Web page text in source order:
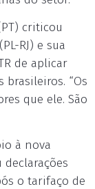
criticou
RJ) e sua
de aplicar
brasileiros. “Os
que ele. São
à nova
o tarifaço de